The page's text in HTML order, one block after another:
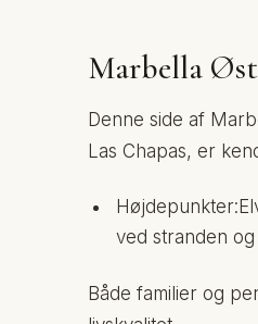
Marbella
Denne side af
Las Chapas, er
ved stranden
Både familier og